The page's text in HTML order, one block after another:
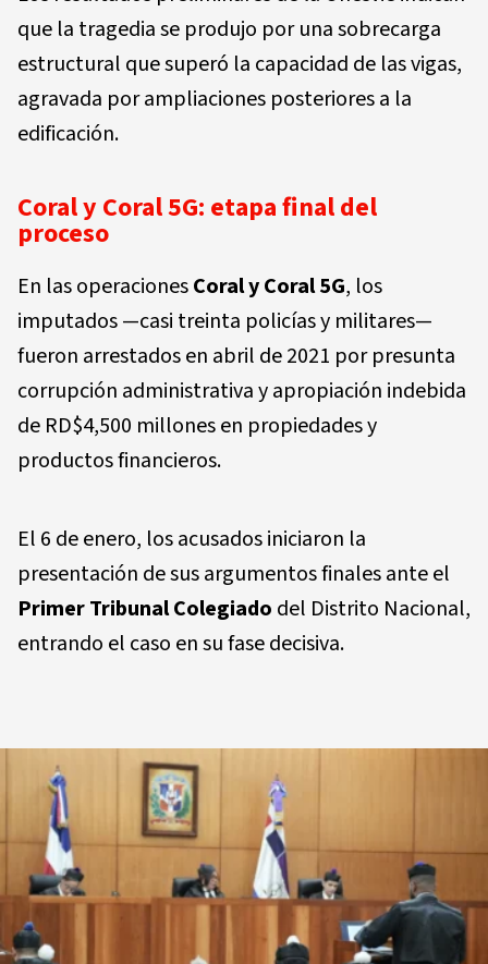
que la tragedia se produjo por una sobrecarga
estructural que superó la capacidad de las vigas,
agravada por ampliaciones posteriores a la
edificación.
Coral y Coral 5G: etapa final del
proceso
En las operacionesCoral y Coral 5G, los
imputados —casi treinta policías y militares—
fueron arrestados en abril de 2021 por presunta
corrupción administrativa y apropiación indebida
de RD$4,500 millones en propiedades y
productos financieros.
El 6 de enero, los acusados iniciaron la
presentación de sus argumentos finales ante el
Primer Tribunal Colegiado del Distrito Nacional,
entrando el caso en su fase decisiva.